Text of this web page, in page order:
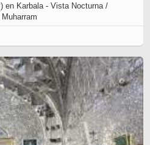
en Karbala - Vista Nocturna /